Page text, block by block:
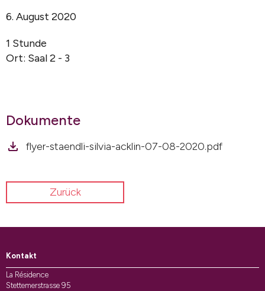
6. August 2020
1 Stunde
Ort: Saal 2 - 3
Dokumente
flyer-staendli-silvia-acklin-07-08-2020.pdf
Zurück
Kontakt
La Résidence
Stettemerstrasse 95